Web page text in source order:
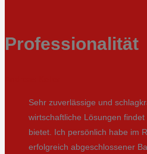
Professionalität
Sehr zuverlässige und
wirtschaftliche Lösungen
bietet. Ich persönlich habe im
erfolgreich abgeschlossener